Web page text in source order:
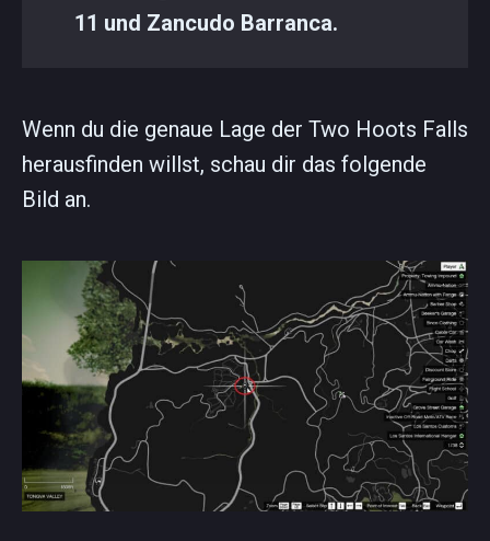
11 und Zancudo Barranca.
Wenn du die genaue Lage der Two Hoots Falls
herausfinden willst, schau dir das folgende
Bild an.